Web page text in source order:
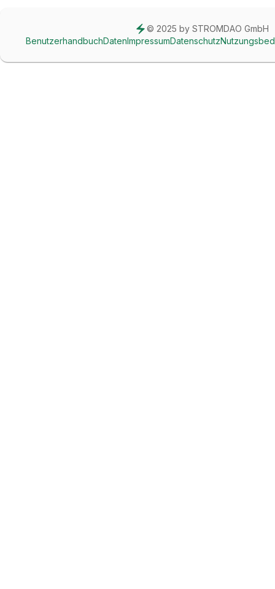
© 2025 by STROMDAO GmbH
BenutzerhandbuchDatenImpressumDatenschutz